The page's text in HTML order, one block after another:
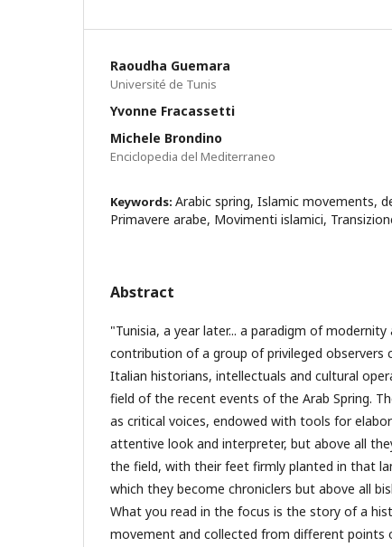
Raoudha Guemara
Université de Tunis
Yvonne Fracassetti
Michele Brondino
Enciclopedia del Mediterraneo
Keywords: Arabic spring, Islamic movements,
Primavere arabe, Movimenti islamici,
Abstract
"Tunisia, a year later... a paradigm of
contribution of a group of privileged observers
Italian historians, intellectuals and cultural
field of the recent events of the Arab Spring.
as critical voices, endowed with tools for
attentive look and interpreter, but above all
the field, with their feet firmly planted in that
which they become chroniclers but above all
What you read in the focus is the story of a
movement and collected from different points